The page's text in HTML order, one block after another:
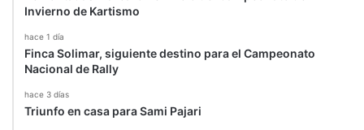
Invierno de Kartismo
hace 1 día
Finca Solimar, siguiente destino para el Campeonato
Nacional de Rally
hace 3 días
Triunfo en casa para Sami Pajari